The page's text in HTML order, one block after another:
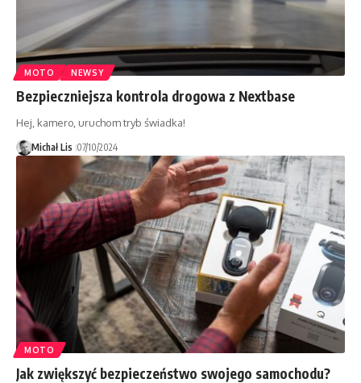
MOTO NEWSY
Bezpieczniejsza kontrola drogowa z Nextbase
Hej, kamero, uruchom tryb świadka!
Michał Lis 07/10/2024
MOTO
Jak zwiększyć bezpieczeństwo swojego samochodu?